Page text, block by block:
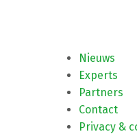
Nieuws
Experts
Partners
Contact
Privacy &